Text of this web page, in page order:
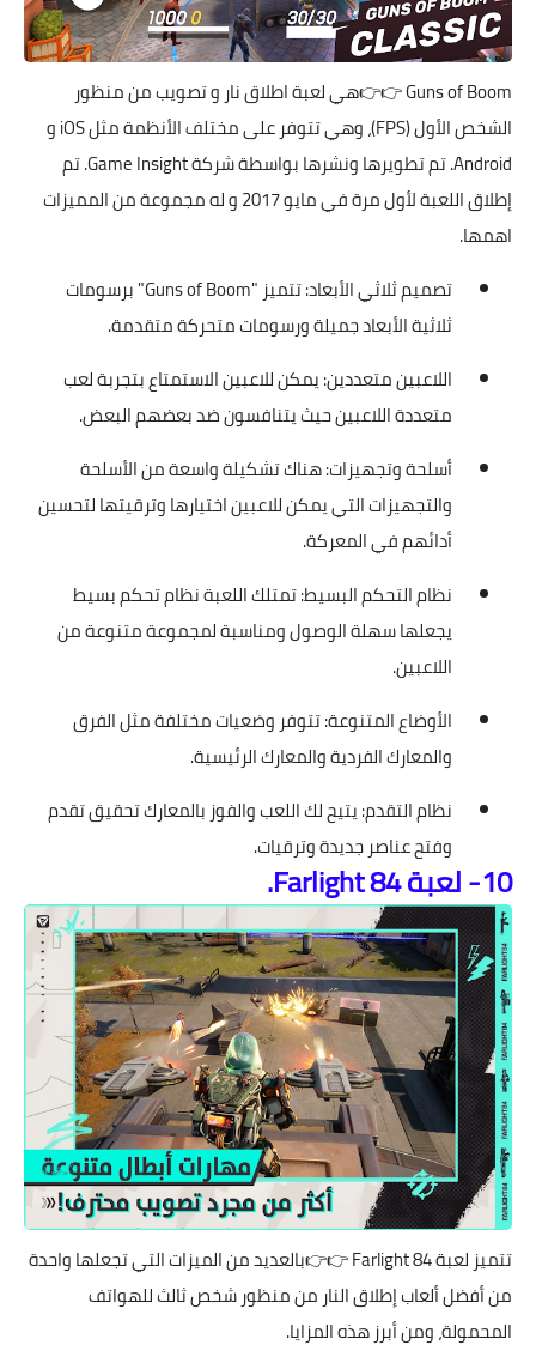
Guns of Boom👉👉هي لعبة اطلاق نار و تصويب من منظور
الشخص الأول (FPS)، وهي تتوفر على مختلف الأنظمة مثل iOS و
Android. تم تطويرها ونشرها بواسطة شركة Game Insight. تم
إطلاق اللعبة لأول مرة في مايو 2017 و له مجموعة من المميزات
اهمها.
تصميم ثلاثي الأبعاد: تتميز "Guns of Boom" برسومات
ثلاثية الأبعاد جميلة ورسومات متحركة متقدمة.
اللاعبين متعددين: يمكن للاعبين الاستمتاع بتجربة لعب
متعددة اللاعبين حيث يتنافسون ضد بعضهم البعض.
أسلحة وتجهيزات: هناك تشكيلة واسعة من الأسلحة
والتجهيزات التي يمكن للاعبين اختيارها وترقيتها لتحسين
أدائهم في المعركة.
نظام التحكم البسيط: تمتلك اللعبة نظام تحكم بسيط
يجعلها سهلة الوصول ومناسبة لمجموعة متنوعة من
اللاعبين.
الأوضاع المتنوعة: تتوفر وضعيات مختلفة مثل الفرق
والمعارك الفردية والمعارك الرئيسية.
نظام التقدم: يتيح لك اللعب والفوز بالمعارك تحقيق تقدم
وفتح عناصر جديدة وترقيات.
10- لعبة Farlight 84.
تتميز لعبةFarlight 84👉👉بالعديد من الميزات التي تجعلها واحدة
من أفضل ألعاب إطلاق النار من منظور شخص ثالث للهواتف
المحمولة، ومن أبرز هذه المزايا.